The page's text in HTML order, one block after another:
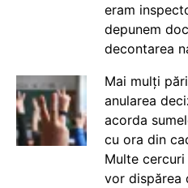
eram
depunem
decontarea
Mai mulți
anularea
acorda
cu ora din
Multe
vor dispărea